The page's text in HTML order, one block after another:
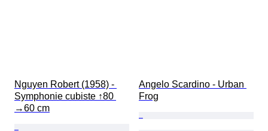
Nguyen Robert (1958) -
Symphonie cubiste ↑80
→60 cm
Angelo Scardino - Urban
Frog